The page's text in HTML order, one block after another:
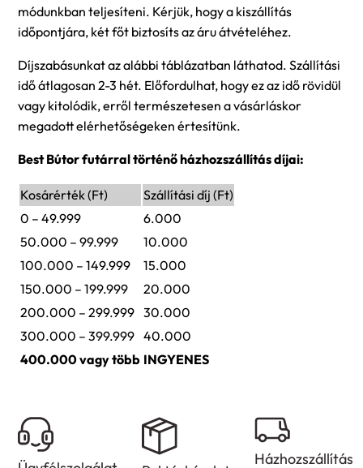
módunkban teljesíteni. Kérjük, hogy a kiszállítás
időpontjára, két főt biztosíts az áru átvételéhez.
Díjszabásunkat az alábbi táblázatban láthatod. Szállítási
idő átlagosan 2-3 hét. Előfordulhat, hogy ez az idő rövidül
vagy kitolódik, erről természetesen a vásárláskor
megadott elérhetőségeken értesítünk.
Best Bútor futárral történő házhozszállítás díjai:
Kosárérték (Ft)
Szállítási díj (Ft)
0 – 49.999
6.000
50.000 – 99.999
10.000
100.000 – 149.999
15.000
150.000 – 199.999
20.000
200.000 – 299.999 30.000
300.000 – 399.999 40.000
400.000 vagy több INGYENES
Házhozszállítás